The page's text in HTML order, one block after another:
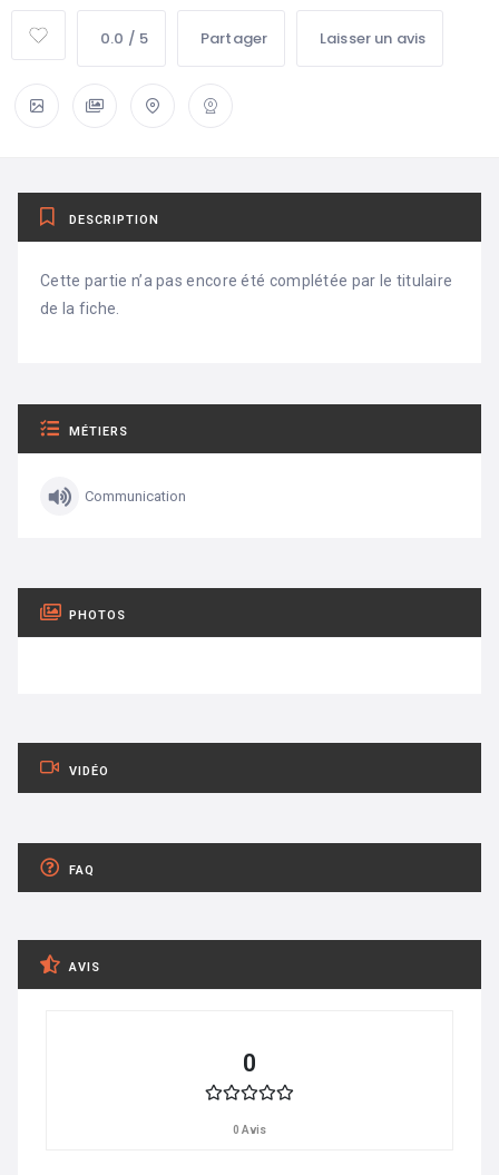
0.0 / 5 Partager Laisser un avis
DESCRIPTION
Cette partie n’a pas encore été complétée par le titulaire
de la fiche.
MÉTIERS
Communication
PHOTOS
VIDÉO
FAQ
AVIS
0
0 Avis